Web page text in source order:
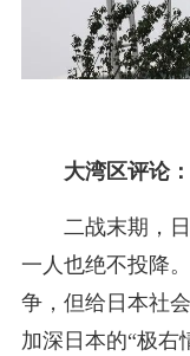
大湾区评论：
二战末期，
一人也绝不投降
争，但给日本社
加深日本的“极右